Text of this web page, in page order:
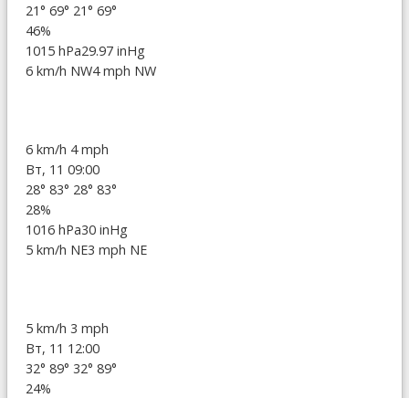
21° 69° 21° 69°
46%
1015 hPa29.97 inHg
6 km/h NW4 mph NW
6 km/h 4 mph
Вт, 11 09:00
28° 83° 28° 83°
28%
1016 hPa30 inHg
5 km/h NE3 mph NE
5 km/h 3 mph
Вт, 11 12:00
32° 89° 32° 89°
24%